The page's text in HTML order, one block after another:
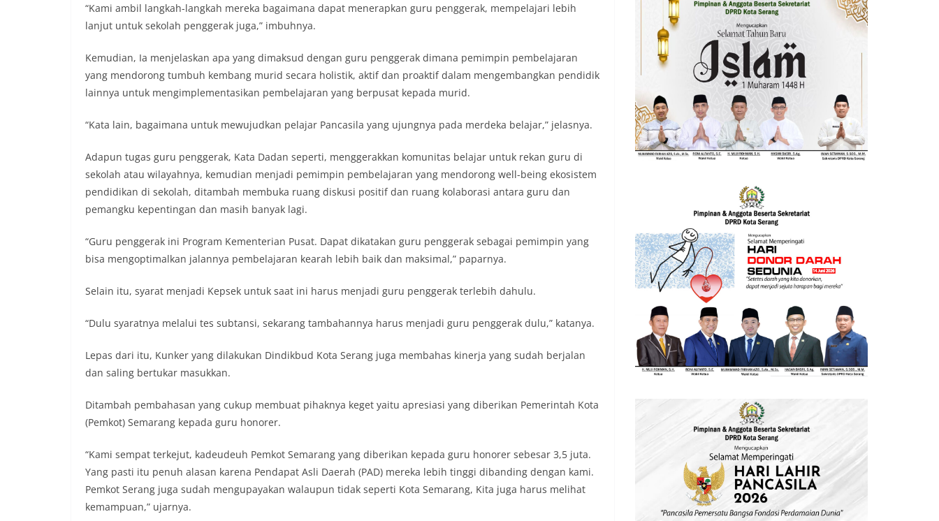
“Kami ambil langkah-langkah mereka bagaimana dapat menerapkan guru penggerak, mempelajari lebih
lanjut untuk sekolah penggerak juga,” imbuhnya.
Kemudian, Ia menjelaskan apa yang dimaksud dengan guru penggerak dimana pemimpin pembelajaran
yang mendorong tumbuh kembang murid secara holistik, aktif dan proaktif dalam mengembangkan pendidik
lainnya untuk mengimplementasikan pembelajaran yang berpusat kepada murid.
“Kata lain, bagaimana untuk mewujudkan pelajar Pancasila yang ujungnya pada merdeka belajar,” jelasnya.
Adapun tugas guru penggerak, Kata Dadan seperti, menggerakkan komunitas belajar untuk rekan guru di
sekolah atau wilayahnya, kemudian menjadi pemimpin pembelajaran yang mendorong well-being ekosistem
pendidikan di sekolah, ditambah membuka ruang diskusi positif dan ruang kolaborasi antara guru dan
pemangku kepentingan dan masih banyak lagi.
“Guru penggerak ini Program Kementerian Pusat. Dapat dikatakan guru penggerak sebagai pemimpin yang
bisa mengoptimalkan jalannya pembelajaran kearah lebih baik dan maksimal,” paparnya.
Selain itu, syarat menjadi Kepsek untuk saat ini harus menjadi guru penggerak terlebih dahulu.
“Dulu syaratnya melalui tes subtansi, sekarang tambahannya harus menjadi guru penggerak dulu,” katanya.
Lepas dari itu, Kunker yang dilakukan Dindikbud Kota Serang juga membahas kinerja yang sudah berjalan
dan saling bertukar masukkan.
Ditambah pembahasan yang cukup membuat pihaknya keget yaitu apresiasi yang diberikan Pemerintah Kota
(Pemkot) Semarang kepada guru honorer.
“Kami sempat terkejut, kadeudeuh Pemkot Semarang yang diberikan kepada guru honorer sebesar 3,5 juta.
Yang pasti itu penuh alasan karena Pendapat Asli Daerah (PAD) mereka lebih tinggi dibanding dengan kami.
Pemkot Serang juga sudah mengupayakan walaupun tidak seperti Kota Semarang, Kita juga harus melihat
kemampuan,” ujarnya.